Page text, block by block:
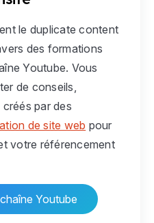
le duplicate content
des formations
Youtube. Vous
de conseils,
par des
de site web pour
votre référencement
Youtube